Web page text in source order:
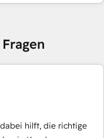
hilft, die richtige